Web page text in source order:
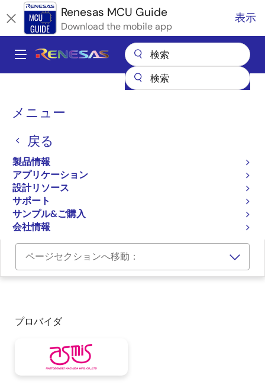
イ
ン
Renesas MCU Guide
Download the mobile app
表示
Main
メニュー
戻る
製品情報
アプリケーション
設計リソース
サポート
サンプル&ご購入
会社情報
パ
く
ず
マイクロコントローラとマイクロプロセッサ
RAファミリのパートナエコシステムソリューション
株式会社内藤電誠町田製作所：フラッシュメモリプログラマFL-PR6
株式会社内藤電誠町田製作
所：フラッシュメモリプロ
グラマFL-PR6
ページセクションへ移動：
プロバイダ